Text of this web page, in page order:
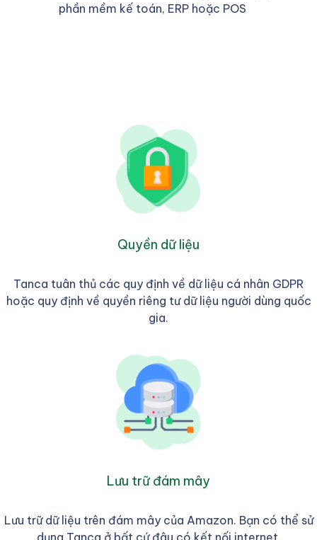
phần mềm kế toán, ERP hoặc POS
Quyền dữ liệu
Tanca tuân thủ các quy định về dữ liệu cá nhân GDPR
hoặc quy định về quyền riêng tư dữ liệu người dùng quốc
gia.
Lưu trữ đám mây
Lưu trữ dữ liệu trên đám mây của Amazon. Bạn có thể sử
dụng Tanca ở bất cứ đâu có kết nối internet.